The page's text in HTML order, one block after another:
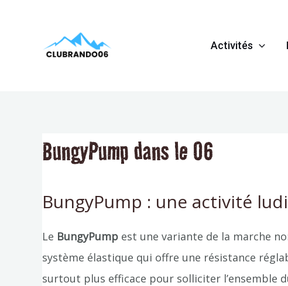
Activités
BungyPump dans le 06
BungyPump : une activité
Le BungyPump est une variante de la marche
système élastique qui offre une résistance
surtout plus efficace pour solliciter l’ensemble
de
l’article